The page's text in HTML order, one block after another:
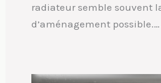
radiateur semble souvent
d’aménagement possible.…